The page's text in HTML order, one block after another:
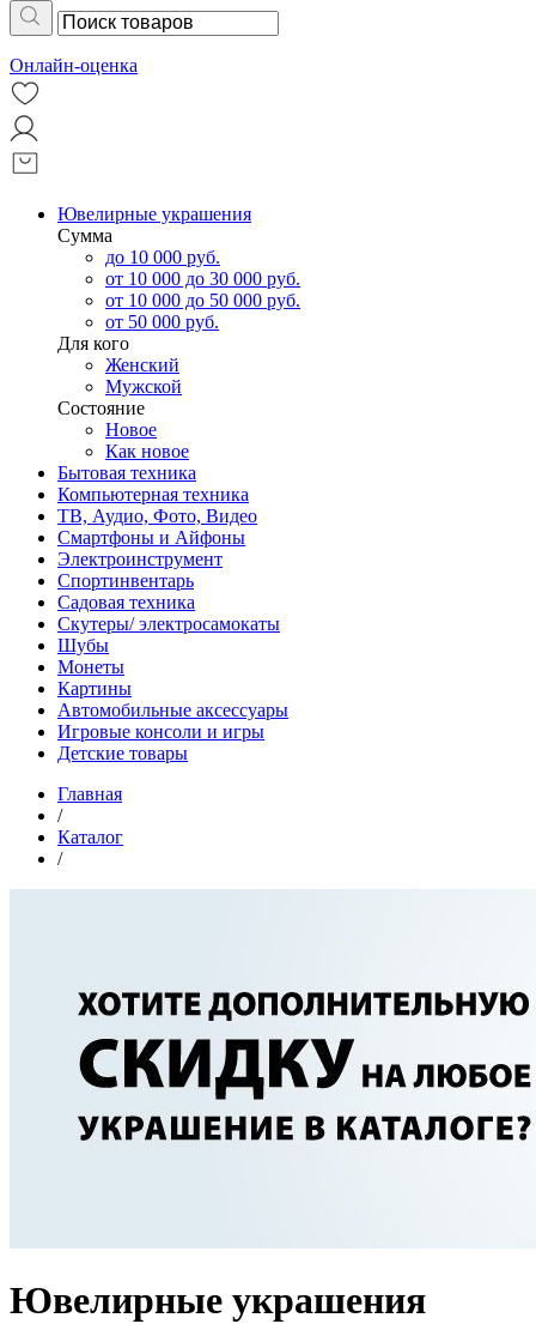
Онлайн-оценка
Ювелирные украшения
Сумма
до 10 000 руб.
от 10 000 до 30 000 руб.
от 10 000 до 50 000 руб.
от 50 000 руб.
Для кого
Женский
Мужской
Состояние
Новое
Как новое
Бытовая техника
Компьютерная техника
ТВ, Аудио, Фото, Видео
Смартфоны и Айфоны
Электроинструмент
Спортинвентарь
Садовая техника
Скутеры/ электросамокаты
Шубы
Монеты
Картины
Автомобильные аксессуары
Игровые консоли и игры
Детские товары
Главная
/
Каталог
/
Ювелирные украшения